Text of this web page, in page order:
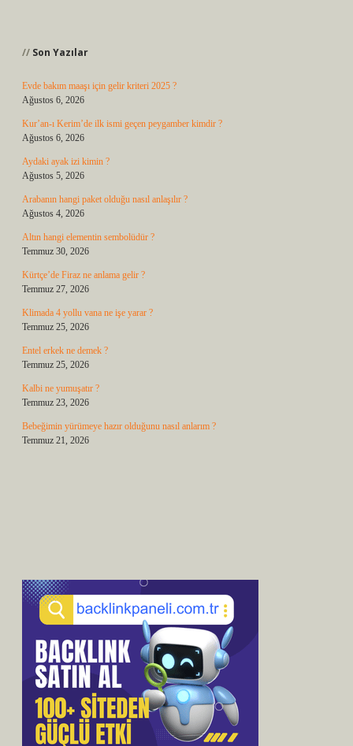
Son Yazılar
Evde bakım maaşı için gelir kriteri 2025 ?
Ağustos 6, 2026
Kur’an-ı Kerim’de ilk ismi geçen peygamber kimdir ?
Ağustos 6, 2026
Aydaki ayak izi kimin ?
Ağustos 5, 2026
Arabanın hangi paket olduğu nasıl anlaşılır ?
Ağustos 4, 2026
Altın hangi elementin sembolüdür ?
Temmuz 30, 2026
Kürtçe’de Firaz ne anlama gelir ?
Temmuz 27, 2026
Klimada 4 yollu vana ne işe yarar ?
Temmuz 25, 2026
Entel erkek ne demek ?
Temmuz 25, 2026
Kalbi ne yumuşatır ?
Temmuz 23, 2026
Bebeğimin yürümeye hazır olduğunu nasıl anlarım ?
Temmuz 21, 2026